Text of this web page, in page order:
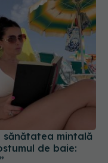
sănătatea mintală
de baie: